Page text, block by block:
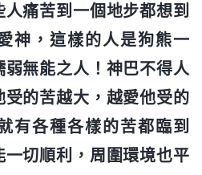
痛苦到一個地步都想到
神，這樣的人是狗熊一
無能之人！神巴不得人
的苦越大，越愛他受的
有各種各樣的苦都臨到
切順利，周圍環境也平